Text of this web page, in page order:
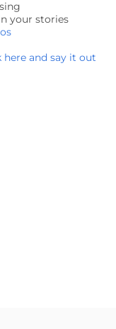
your stories
here and say it out